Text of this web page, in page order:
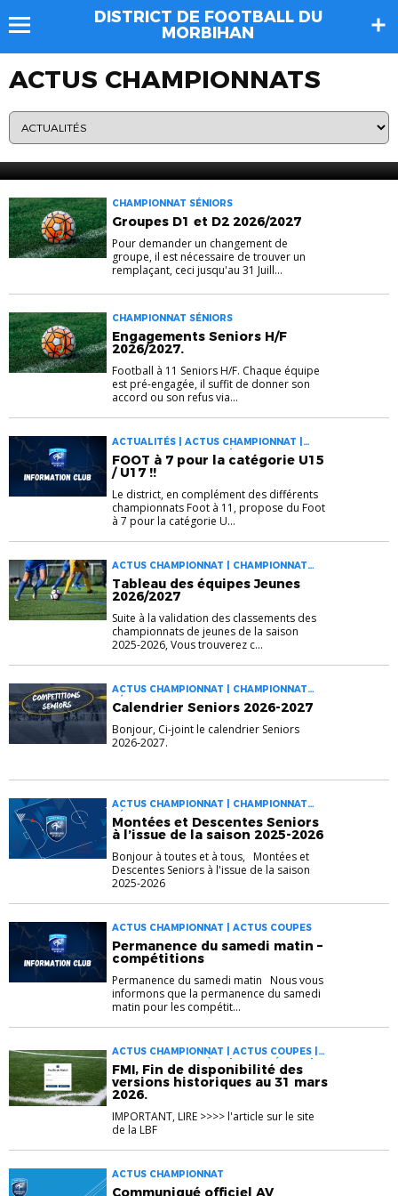
DISTRICT DE FOOTBALL DU
MORBIHAN
ACTUS CHAMPIONNATS
Commission des Jeunes,
équipes engagées au
30/07/20206
CHAMPIONNAT SÉNIORS
Groupes D1 et D2 2026/2027
Pour demander un changement de
groupe, il est nécessaire de trouver un
remplaçant, ceci jusqu'au 31 Juill...
CHAMPIONNAT SÉNIORS
Engagements Seniors H/F
2026/2027.
Football à 11 Seniors H/F. Chaque équipe
est pré-engagée, il suffit de donner son
accord ou son refus via...
ACTUALITÉS | ACTUS CHAMPIONNAT |
CHAMPIONNAT JEUNES | FOOT DES JEUNES
À 11 | INFOS PRATIQUES
FOOT à 7 pour la catégorie U15
/ U17 !!
Le district, en complément des différents
championnats Foot à 11, propose du Foot
à 7 pour la catégorie U...
ACTUS CHAMPIONNAT | CHAMPIONNAT
JEUNES
Tableau des équipes Jeunes
2026/2027
Suite à la validation des classements des
championnats de jeunes de la saison
2025-2026, Vous trouverez c...
ACTUS CHAMPIONNAT | CHAMPIONNAT
SÉNIORS
Calendrier Seniors 2026-2027
Bonjour, Ci-joint le calendrier Seniors
2026-2027.
ACTUS CHAMPIONNAT | CHAMPIONNAT
SÉNIORS
Montées et Descentes Seniors
à l’issue de la saison 2025-2026
Bonjour à toutes et à tous, Montées et
Descentes Seniors à l'issue de la saison
2025-2026
ACTUS CHAMPIONNAT | ACTUS COUPES
Permanence du samedi matin –
compétitions
Permanence du samedi matin Nous vous
informons que la permanence du samedi
matin pour les compétit...
ACTUS CHAMPIONNAT | ACTUS COUPES |
FOOT DES JEUNES À 11 | FOOT FÉMININ |
VÉTÉRANS
FMI, Fin de disponibilité des
versions historiques au 31 mars
2026.
IMPORTANT, LIRE >>>> l'article sur le site
de la LBF
ACTUS CHAMPIONNAT
Communiqué officiel AV